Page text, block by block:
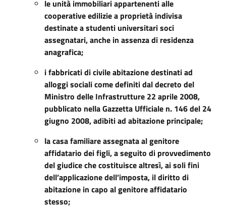
le unità immobiliari appartenenti alle
cooperative edilizie a proprietà indivisa
destinate a studenti universitari soci
assegnatari, anche in assenza di residenza
anagrafica;
i fabbricati di civile abitazione destinati ad
alloggi sociali come definiti dal decreto del
Ministro delle Infrastrutture 22 aprile 2008,
pubblicato nella Gazzetta Ufficiale n. 146 del 24
giugno 2008, adibiti ad abitazione principale;
la casa familiare assegnata al genitore
affidatario dei figli, a seguito di provvedimento
del giudice che costituisce altresì, ai soli fini
dell’applicazione dell’imposta, il diritto di
abitazione in capo al genitore affidatario
stesso;